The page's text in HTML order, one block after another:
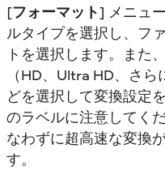
[フォーマット] メニュ
ルタイプを選択し、フ
トを選択します。また
（HD、Ultra HD、さ
どを選択して変換設定
のラベルに注意してく
なわずに超高速な変換
す。